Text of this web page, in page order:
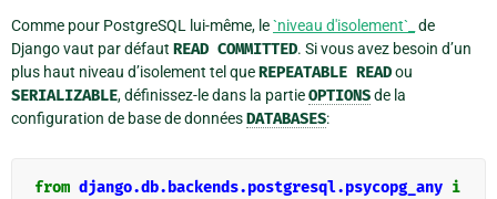
Comme pour PostgreSQL lui-même, le`niveau d'isolement`_
de
Django vaut par défaut READ COMMITTED. Si vous avez besoin d’un
plus haut niveau d’isolement tel queREPEATABLE READou
SERIALIZABLE, définissez-le dans la partieOPTIONSde la
configuration de base de donnéesDATABASES:
from django.db.backends.postgresql.psycopg_any i